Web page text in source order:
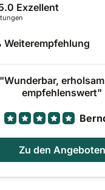
Exzellent
Weiterempfehlung
Wunderbar,
empfehlenswert
Zu den Angeboten